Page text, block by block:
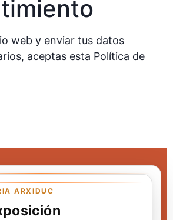
web y enviar tus datos
aceptas esta Política de
ARXIDUC